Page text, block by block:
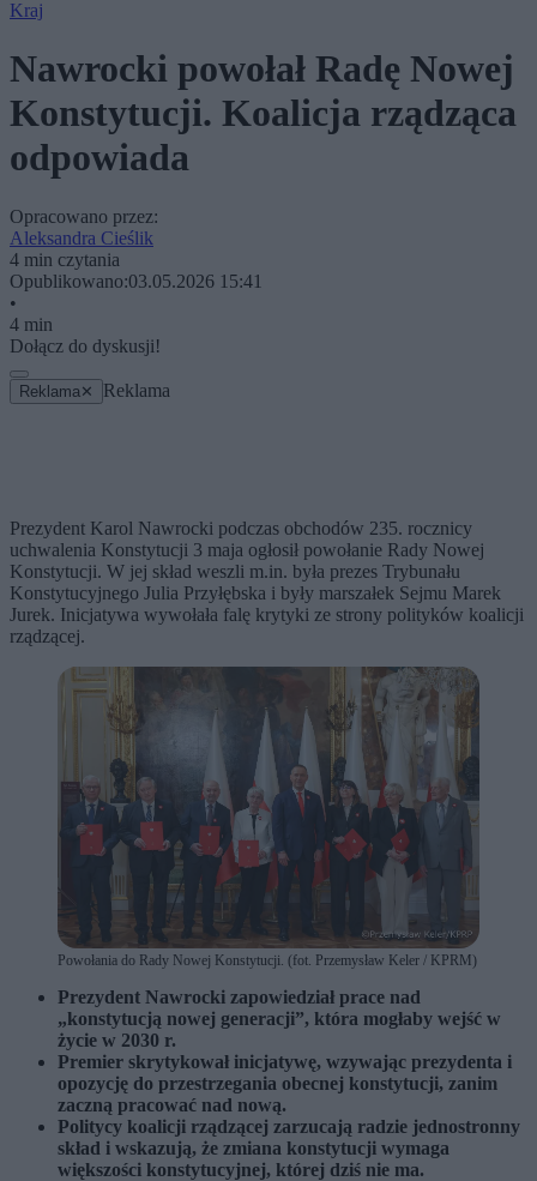
Kraj
Nawrocki powołał Radę Nowej
Konstytucji. Koalicja rządząca
odpowiada
Opracowano przez:
Aleksandra Cieślik
4 min czytania
Opublikowano:03.05.2026 15:41
•
4 min
Dołącz do dyskusji!
Reklama ✕ Reklama
Prezydent Karol Nawrocki podczas obchodów 235. rocznicy
uchwalenia Konstytucji 3 maja ogłosił powołanie Rady Nowej
Konstytucji. W jej skład weszli m.in. była prezes Trybunału
Konstytucyjnego Julia Przyłębska i były marszałek Sejmu Marek
Jurek. Inicjatywa wywołała falę krytyki ze strony polityków koalicji
rządzącej.
Powołania do Rady Nowej Konstytucji. (fot. Przemysław Keler / KPRM)
Prezydent Nawrocki zapowiedział prace nad
„konstytucją nowej generacji”, która mogłaby wejść w
życie w 2030 r.
Premier skrytykował inicjatywę, wzywając prezydenta i
opozycję do przestrzegania obecnej konstytucji, zanim
zaczną pracować nad nową.
Politycy koalicji rządzącej zarzucają radzie jednostronny
skład i wskazują, że zmiana konstytucji wymaga
większości konstytucyjnej, której dziś nie ma.